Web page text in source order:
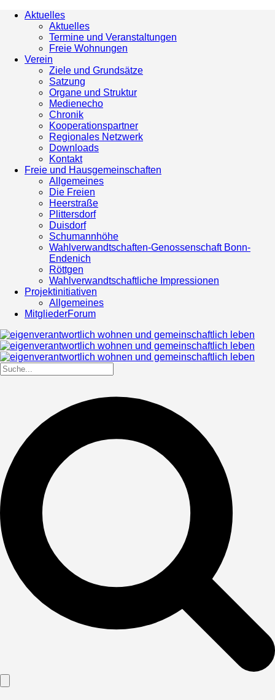
Aktuelles
Aktuelles
Termine und Veranstaltungen
Freie Wohnungen
Verein
Ziele und Grundsätze
Satzung
Organe und Struktur
Medienecho
Chronik
Kooperationspartner
Regionales Netzwerk
Downloads
Kontakt
Freie und Hausgemeinschaften
Allgemeines
Die Freien
Heerstraße
Plittersdorf
Duisdorf
Schumannhöhe
Wahlverwandtschaften-Genossenschaft Bonn-
Endenich
Röttgen
Wahlverwandtschaftliche Impressionen
Projektinitiativen
Allgemeines
MitgliederForum